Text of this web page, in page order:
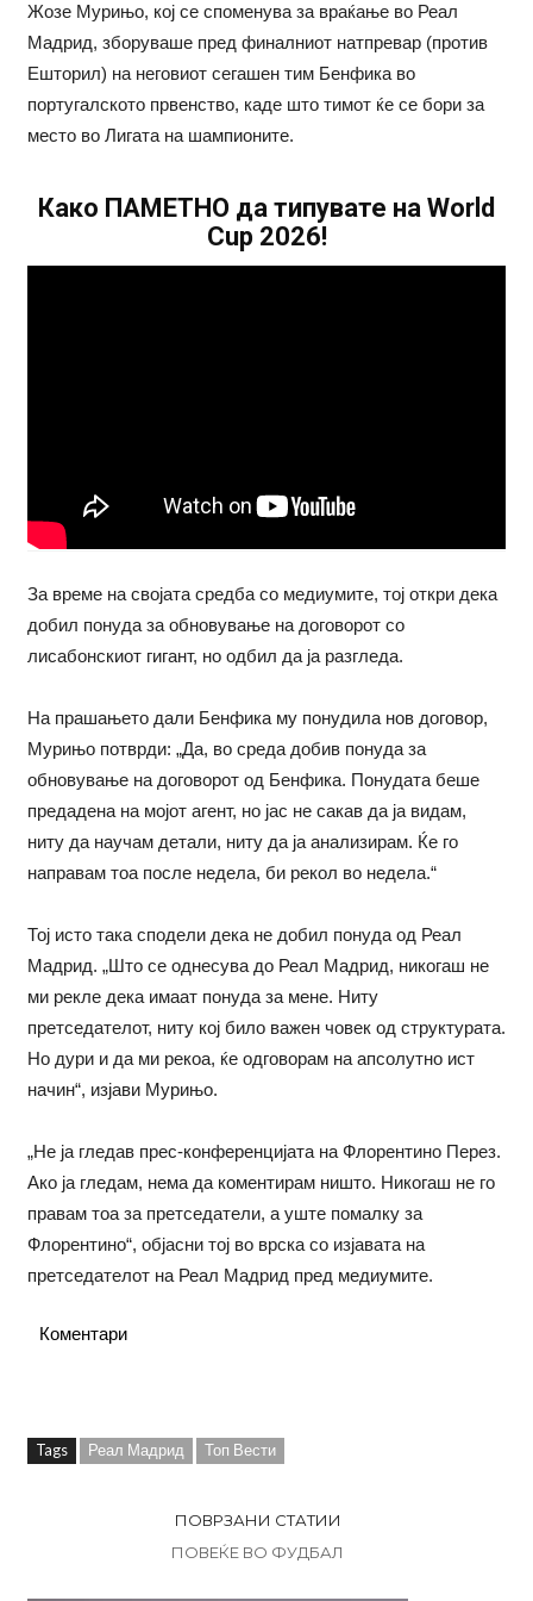
Жозе Мурињо, кој се споменува за враќање во Реал
Мадрид, зборуваше пред финалниот натпревар (против
Ешторил) на неговиот сегашен тим Бенфика во
португалското првенство, каде што тимот ќе се бори за
место во Лигата на шампионите.
Како ПАМЕТНО да типувате на World
Cup 2026!
За време на својата средба со медиумите, тој откри дека
добил понуда за обновување на договорот со
лисабонскиот гигант, но одбил да ја разгледа.
На прашањето дали Бенфика му понудила нов договор,
Мурињо потврди: „Да, во среда добив понуда за
обновување на договорот од Бенфика. Понудата беше
предадена на мојот агент, но јас не сакав да ја видам,
ниту да научам детали, ниту да ја анализирам. Ќе го
направам тоа после недела, би рекол во недела.“
Тој исто така сподели дека не добил понуда од Реал
Мадрид. „Што се однесува до Реал Мадрид, никогаш не
ми рекле дека имаат понуда за мене. Ниту
претседателот, ниту кој било важен човек од структурата.
Но дури и да ми рекоа, ќе одговорам на апсолутно ист
начин“, изјави Мурињо.
„Не ја гледав прес-конференцијата на Флорентино Перез.
Ако ја гледам, нема да коментирам ништо. Никогаш не го
правам тоа за претседатели, а уште помалку за
Флорентино“, објасни тој во врска со изјавата на
претседателот на Реал Мадрид пред медиумите.
Коментари
Tags Реал Мадрид Топ Вести
ПОВРЗАНИ СТАТИИ
ПОВЕЌЕ ВО ФУДБАЛ